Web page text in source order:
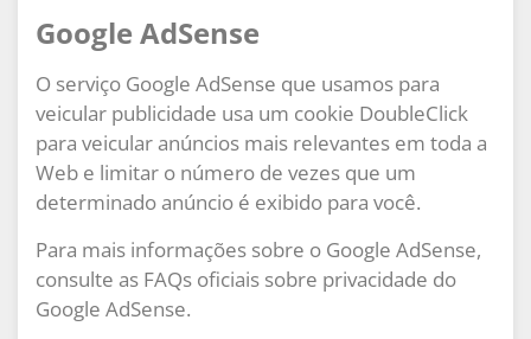
Google AdSense
O serviço Google AdSense que usamos para
veicular publicidade usa um cookie DoubleClick
para veicular anúncios mais relevantes em toda a
Web e limitar o número de vezes que um
determinado anúncio é exibido para você.
Para mais informações sobre o Google AdSense,
consulte as FAQs oficiais sobre privacidade do
Google AdSense.